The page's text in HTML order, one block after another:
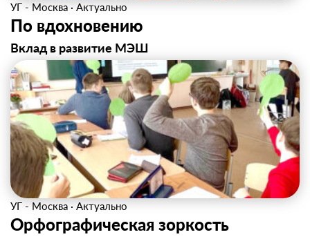
УГ - Москва · Актуально
По вдохновению
Вклад в развитие МЭШ
УГ - Москва · Актуально
Орфографическая зоркость